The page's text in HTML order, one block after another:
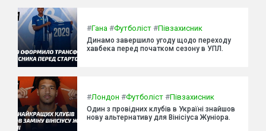
#Гана #Футболіст #Півзахисник
Динамо завершило угоду щодо переходу
хавбека перед початком сезону в УПЛ.
#Лондон #Футболіст #Півзахисник
Один з провідних клубів в Україні знайшов
нову альтернативу для Вінісіуса Жуніора.